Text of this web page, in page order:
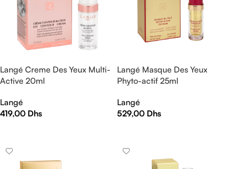
Langé Creme Des Yeux Multi-
Active 20ml
Langé
419,00 Dhs
Langé Masque Des Yeux
Phyto-actif 25ml
Langé
529,00 Dhs